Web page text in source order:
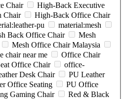
Chair
High-Back Executive
Chair
High-Back Office Chair
pu
material:mesh
Back Office Chair
Mesh
Mesh Office Chair Malaysia
chair near me
Office Chair
Office Chair
office-
Desk Chair
PU Leather
Office Seating
PU Office
Gaming Chair
Red & Black